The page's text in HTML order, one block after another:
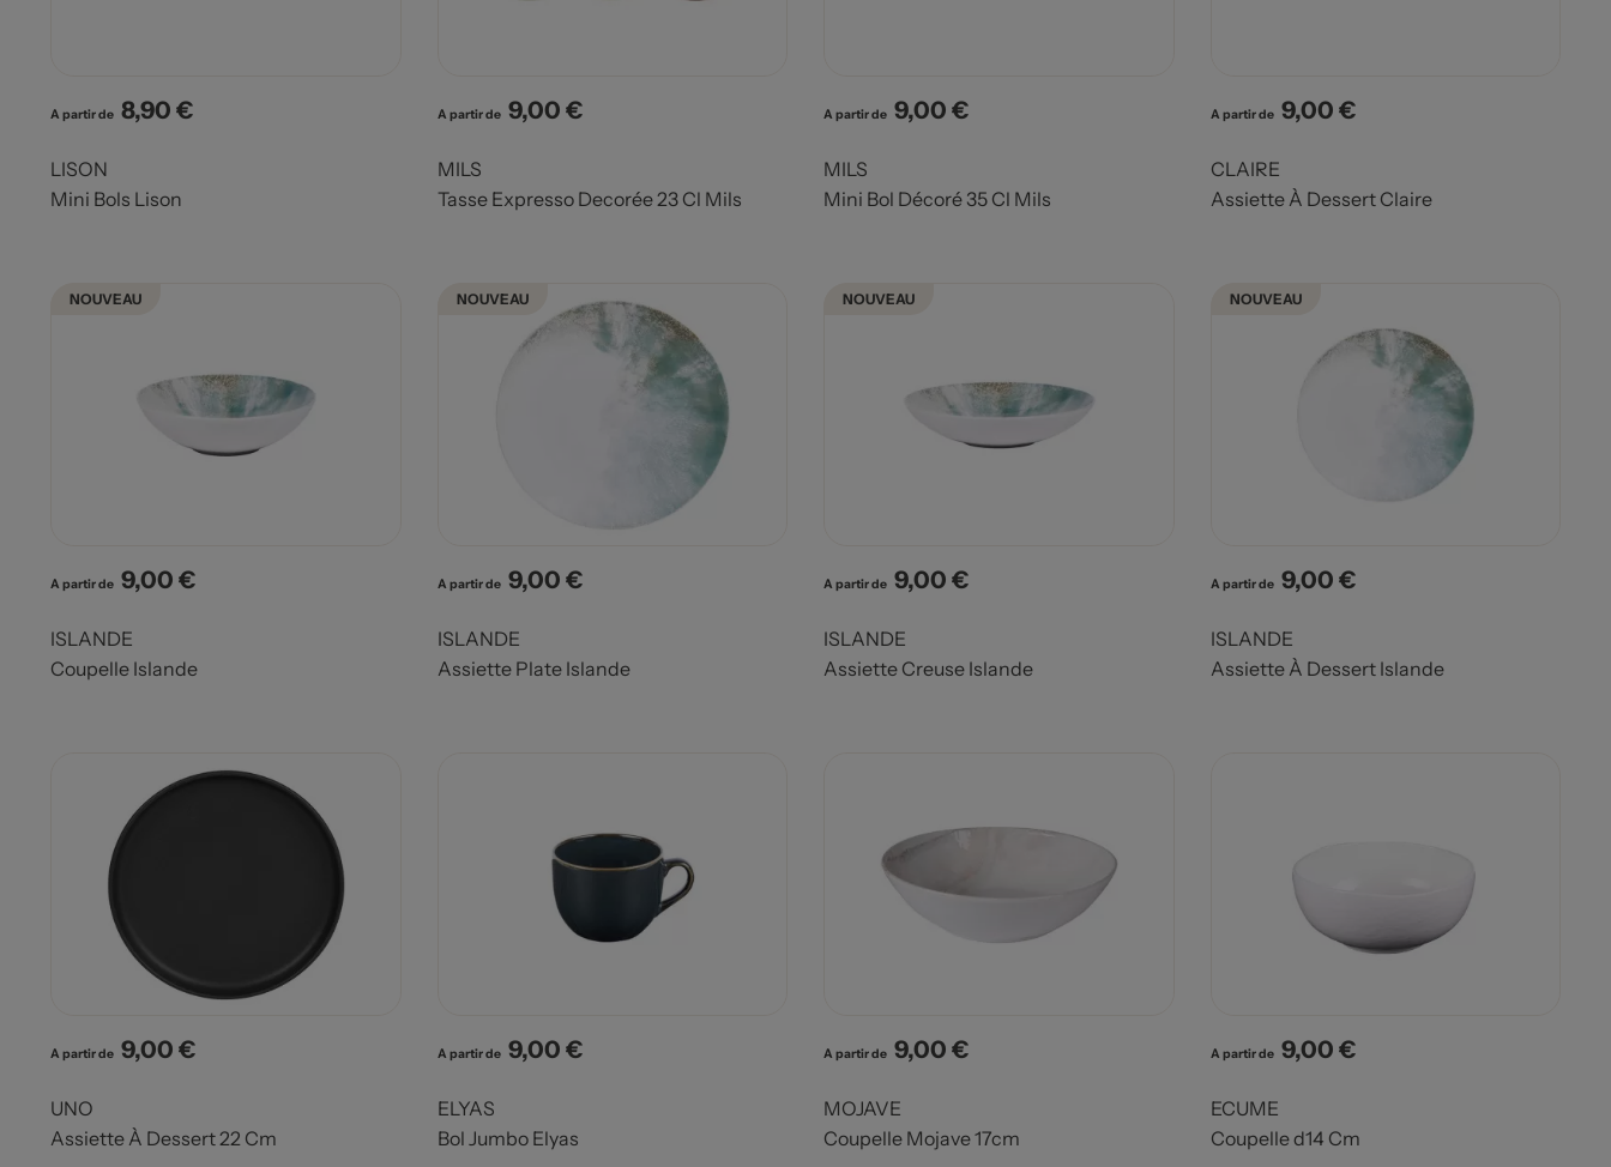
A partir de Prix
8,90 €
LISON
Mini Bols Lison
A partir de Prix
9,00 €
MILS
Tasse Expresso Decorée 23 Cl Mils
A partir de Prix
9,00 €
MILS
Mini Bol Décoré 35 Cl Mils
A partir de Prix
9,00 €
CLAIRE
Assiette À Dessert Claire
NOUVEAU
A partir de Prix
9,00 €
ISLANDE
Coupelle Islande
NOUVEAU
A partir de Prix
9,00 €
ISLANDE
Assiette Plate Islande
NOUVEAU
A partir de Prix
9,00 €
ISLANDE
Assiette Creuse Islande
NOUVEAU
A partir de Prix
9,00 €
ISLANDE
Assiette À Dessert Islande
A partir de Prix
9,00 €
UNO
Assiette À Dessert 22 Cm
A partir de Prix
9,00 €
ELYAS
Bol Jumbo Elyas
A partir de Prix
9,00 €
MOJAVE
Coupelle Mojave 17cm
A partir de Prix
9,00 €
ECUME
Coupelle d14 Cm